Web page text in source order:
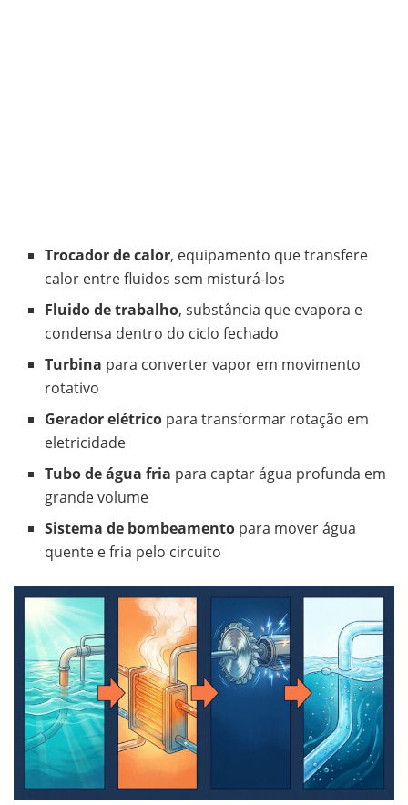
Trocador de calor, equipamento que transfere
calor entre fluidos sem misturá-los
Fluido de trabalho, substância que evapora e
condensa dentro do ciclo fechado
Turbina para converter vapor em movimento
rotativo
Gerador elétrico para transformar rotação em
eletricidade
Tubo de água fria para captar água profunda em
grande volume
Sistema de bombeamento para mover água
quente e fria pelo circuito